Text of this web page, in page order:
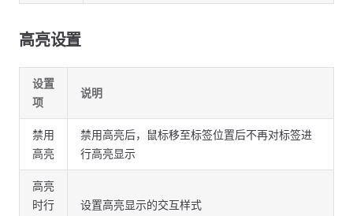
高亮设置
设置
项
说明
禁用
高亮
禁用高亮后，鼠标移至标签位置后不再对标签进
行高亮显示
高亮
时行
设置高亮显示的交互样式